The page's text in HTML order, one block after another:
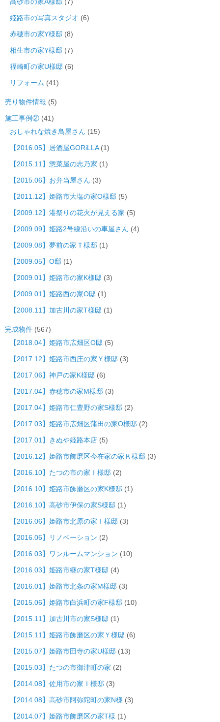
姫路市の写真スタジオ (6)
赤穂市の家Y様邸 (8)
相生市の家Y様邸 (7)
福崎町の家U様邸 (6)
リフォーム (41)
売り物件情報 (5)
施工事例② (41)
おしゃれな焼き鳥屋さん (15)
【2016.05】居酒屋GORiLLA(1)
【2015.11】惣菜屋の志乃家 (1)
【2015.06】お弁当屋さん (3)
【2011.12】姫路市大塩の家O様邸 (5)
【2009.12】港祭りの花火が見える家 (5)
【2009.09】姫路2号線沿いの車屋さん (4)
【2009.08】夢前の家Ｔ様邸 (1)
【2009.05】O邸 (1)
【2009.01】姫路市の家K様邸 (3)
【2009.01】姫路西の家O邸 (1)
【2008.11】加古川の家T様邸 (1)
完成物件 (567)
【2018.04】姫路市広畑区O邸 (5)
【2017.12】姫路市西庄の家Ｙ様邸 (3)
【2017.06】神戸の家K様邸 (6)
【2017.04】赤穂市の家M様邸 (3)
【2017.04】姫路市仁豊野の家S様邸 (2)
【2017.03】姫路市広畑区蒲田の家O様邸 (2)
【2017.01】きぬや姫路本店 (5)
【2016.12】姫路市飾磨区今在家の家Ｋ様邸 (3)
【2016.10】たつの市の家Ｉ様邸 (2)
【2016.10】姫路市飾磨区の家K様邸 (1)
【2016.10】高砂市伊保の家S様邸 (1)
【2016.06】姫路市北原の家Ｉ様邸 (3)
【2016.06】リノベーション (2)
【2016.03】ワンルームマンション (10)
【2016.03】姫路市継の家T様邸 (4)
【2016.01】姫路市北条の家M様邸 (3)
【2015.06】姫路市白浜町の家F様邸 (10)
【2015.11】加古川市の家S様邸 (1)
【2015.11】姫路市飾磨区の家Ｙ様邸 (6)
【2015.07】姫路市田寺の家U様邸 (13)
【2015.03】たつの市御津町の家 (2)
【2014.08】佐用市の家Ｉ様邸 (3)
【2014.08】高砂市阿弥陀町の家N様 (3)
【2014.07】姫路市飾磨区の家T様 (1)